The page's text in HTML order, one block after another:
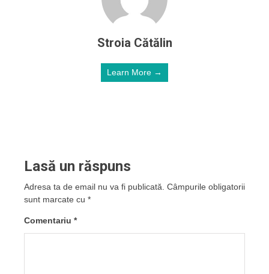
Stroia Cătălin
Learn More →
Lasă un răspuns
Adresa ta de email nu va fi publicată. Câmpurile obligatorii
sunt marcate cu *
Comentariu *